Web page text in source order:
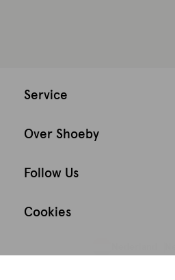
Service
Over Shoeby
Follow Us
Cookies